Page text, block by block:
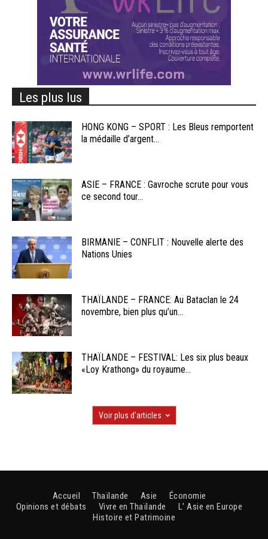
Les plus lus
HONG KONG – SPORT : Les Bleus remportent
la médaille d’argent...
ASIE – FRANCE : Gavroche scrute pour vous
ce second tour...
BIRMANIE – CONFLIT : Nouvelle alerte des
Nations Unies
THAÏLANDE – FRANCE: Au Bataclan le 24
novembre, bien plus qu’un...
THAÏLANDE – FESTIVAL: Les six plus beaux
«Loy Krathong» du royaume...
Voir plus d'articles
Accueil Thaïlande Asie
Économie
Opinions et débats
Vivre en Thaïlande
L’ Asie en Europe
Histoire et Patrimoine